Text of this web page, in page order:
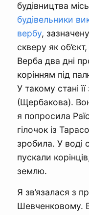
будівництва
будівельники
вербу,
скверу як
Верба два дні
корінням під
У такому стані
(Щербакова).
я попросила
гілочок із
зробила. У воді
пускали
землю.
Я зв’язалася з
Шевченковому.